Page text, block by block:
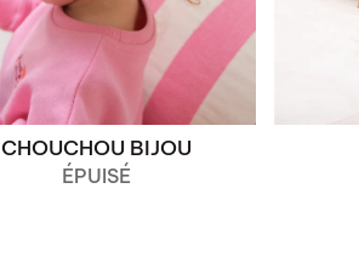
CHOUCHOU BIJOU
ÉPUISÉ